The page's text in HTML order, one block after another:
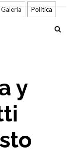
Galería Politica
y